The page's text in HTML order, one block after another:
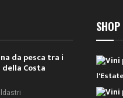
da pesca tra i
Costa
SHOP